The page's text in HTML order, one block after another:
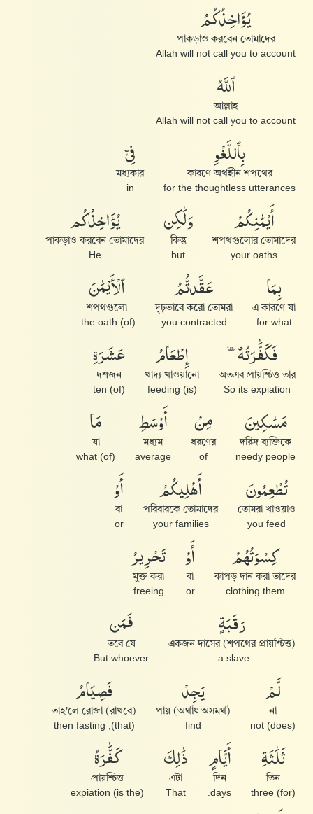
يُؤَاخِذُكُمُ
পাকড়াও করবেন তোমাদের
Allah will not call you to account
ٱللَّهُ
আল্লাহ
Allah will not call you to account
بِٱللَّغْوِ
কারণে অর্থহীন শপথের
for the thoughtless utterances
فِىٓ
মধ্যকার
in
أَيْمَٰنِكُمْ
শপথগুলোর তোমাদের
your oaths
وَلَٰكِن
কিন্তু
but
يُؤَاخِذُكُم
পাকড়াও করবেন তোমাদের
He
بِمَا
এ কারণে যা
for what
عَقَّدتُّمُ
দৃঢ়ভাবে করো তোমরা
you contracted
ٱلْأَيْمَٰنَ
শপথগুলো
(of) the oath.
فَكَفَّٰرَتُهُۥٓ
অতএব প্রায়শ্চিত্ত তার
So its expiation
إِطْعَامُ
খাদ্য খাওয়ানো
(is) feeding
عَشَرَةِ
দশজন
(of) ten
مَسَٰكِينَ
দরিদ্র ব্যক্তিকে
needy people
مِنْ
ধরণের
of
أَوْسَطِ
মধ্যম
average
مَا
যা
(of) what
تُطْعِمُونَ
তোমরা খাওয়াও
you feed
أَهْلِيكُمْ
পরিবারকে তোমাদের
your families
أَوْ
বা
or
كِسْوَتُهُمْ
কাপড় দান করা তাদের
clothing them
أَوْ
বা
or
تَحْرِيرُ
মুক্ত করা
freeing
رَقَبَةٍ
একজন দাসের (শপথের প্রায়শ্চিত্ত)
a slave.
فَمَن
তবে যে
But whoever
لَّمْ
না
(does) not
يَجِدْ
পায় (অর্থাৎ অসমর্থ)
find
فَصِيَامُ
তাহ'লে রোজা (রাখবে)
(that), then fasting
ثَلَٰثَةِ
তিন
(for) three
أَيَّامٍ
দিন
days.
ذَٰلِكَ
এটা
That
كَفَّٰرَةُ
প্রায়শ্চিত্ত
(is the) expiation